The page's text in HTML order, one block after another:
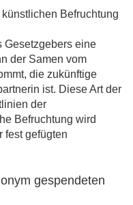
künstlichen Befruchtung
Gesetzgebers eine
der Samen vom
die zukünftige
ist. Diese Art der
der
Befruchtung wird
fest gefügten
gespendeten